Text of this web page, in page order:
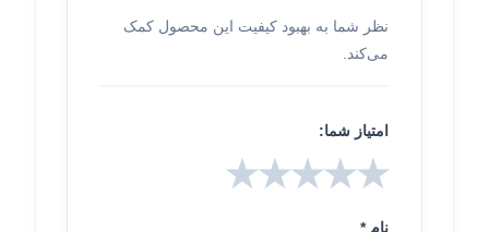
نظر شما به بهبود کیفیت این محصول کمک
می‌کند.
امتیاز شما:
★★★★★
نام *